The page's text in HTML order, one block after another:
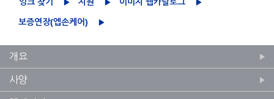
잉크 찾기 지원 이미지 웹카탈로그
보증연장(엡손케어)
개요
사양